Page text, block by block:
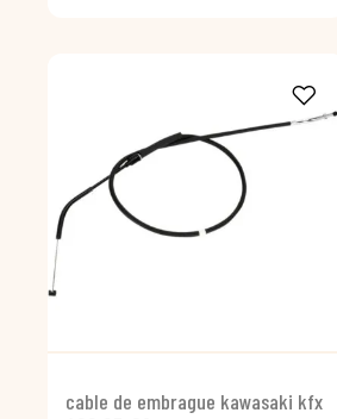
cable de embrague kawasaki kfx